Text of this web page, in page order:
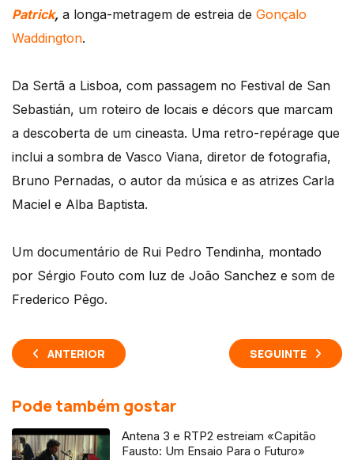
Patrick, a longa-metragem de estreia de Gonçalo
Waddington.
Da Sertã a Lisboa, com passagem no Festival de San
Sebastián, um roteiro de locais e décors que marcam
a descoberta de um cineasta. Uma retro-repérage que
inclui a sombra de Vasco Viana, diretor de fotografia,
Bruno Pernadas, o autor da música e as atrizes Carla
Maciel e Alba Baptista.
Um documentário de Rui Pedro Tendinha, montado
por Sérgio Fouto com luz de João Sanchez e som de
Frederico Pêgo.
ANTERIOR SEGUINTE
Pode também gostar
Antena 3 e RTP2 estreiam «Capitão
Fausto: Um Ensaio Para o Futuro»